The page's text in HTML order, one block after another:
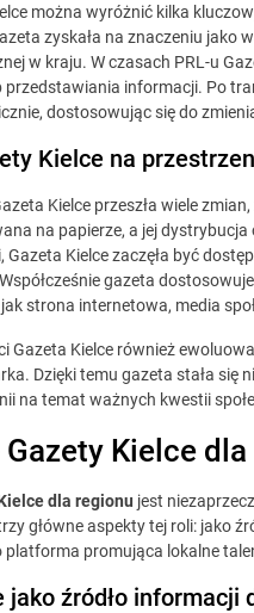
można wyróżnić kilka
zyskała na znaczeniu jako
w kraju. W czasach PRL-u
przedstawiania informacji. Po
dostosowując się do
Kielce na
Kielce przeszła wiele
na papierze, a jej
Kielce zaczęła być
gazeta
strona internetowa, media
Gazeta Kielce również
Dzięki temu gazeta stała się
na temat ważnych kwestii
Kielce
dla regionu jest
główne aspekty tej roli: jako
platforma promująca lokalne
jako źródło informacji